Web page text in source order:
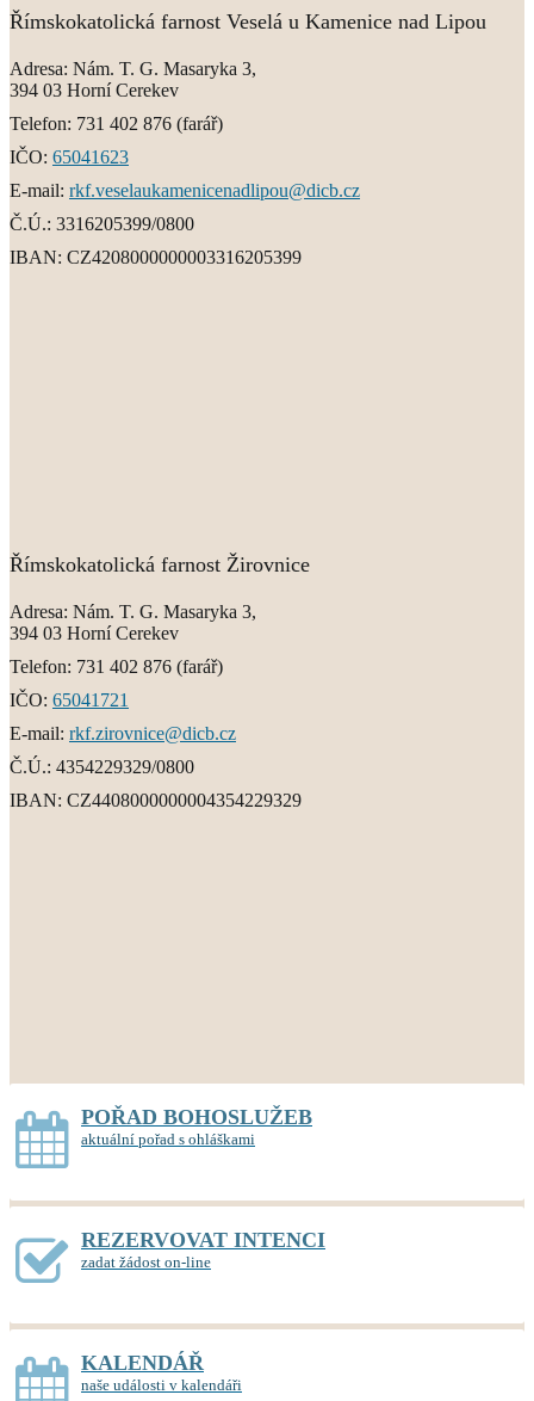
Římskokatolická farnost Veselá u Kamenice nad Lipou
Adresa: Nám. T. G. Masaryka 3,
394 03 Horní Cerekev
Telefon: 731 402 876 (farář)
IČO: 65041623
E-mail: rkf.veselaukamenicenadlipou@dicb.cz
Č.Ú.: 3316205399/0800
IBAN: CZ4208000000003316205399
Římskokatolická farnost Žirovnice
Adresa: Nám. T. G. Masaryka 3,
394 03 Horní Cerekev
Telefon: 731 402 876 (farář)
IČO: 65041721
E-mail: rkf.zirovnice@dicb.cz
Č.Ú.: 4354229329/0800
IBAN: CZ4408000000004354229329
POŘAD BOHOSLUŽEB
aktuální pořad s ohláškami
REZERVOVAT INTENCI
zadat žádost on-line
KALENDÁŘ
naše události v kalendáři